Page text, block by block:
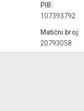
PIB:
107393792
Matični broj:
20793058